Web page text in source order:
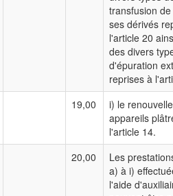
transfusion
ses dérivés
l'article 20
des divers
d'épuration
reprises à
19,00
i) le
appareils
l'article 14.
20,00
Les
a) à i)
l'aide